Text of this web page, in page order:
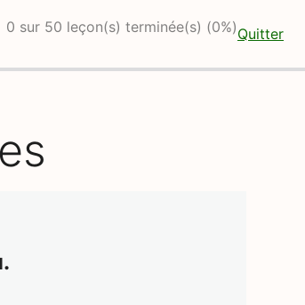
0 sur 50 leçon(s) terminée(s) (0%)Quitter